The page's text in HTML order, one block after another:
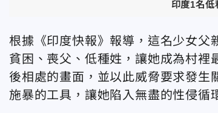
印度1名
根據《印度快報》報導，這名少女父
貧困、喪父、低種姓，讓她成為村裡
後相處的畫面，並以此威脅要求發生
施暴的工具，讓她陷入無盡的性侵循